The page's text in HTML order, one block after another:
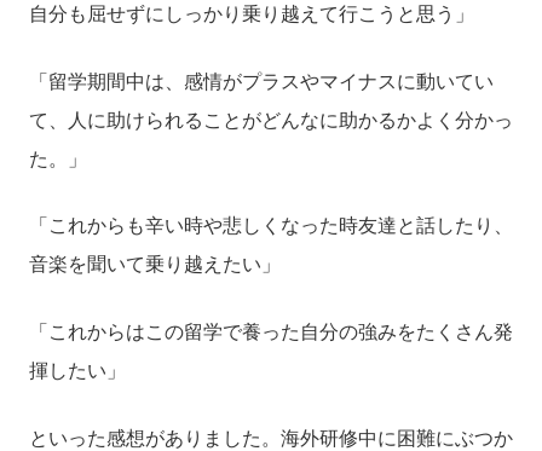
自分も屈せずにしっかり乗り越えて行こうと思う」
「留学期間中は、感情がプラスやマイナスに動いてい
て、人に助けられることがどんなに助かるかよく分かっ
た。」
「これからも辛い時や悲しくなった時友達と話したり、
音楽を聞いて乗り越えたい」
「これからはこの留学で養った自分の強みをたくさん発
揮したい」
といった感想がありました。海外研修中に困難にぶつか